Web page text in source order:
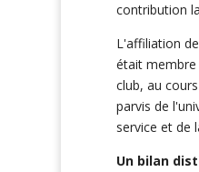
contribution
L'affiliation
était membre
club, au
parvis de
service et de
Un bilan